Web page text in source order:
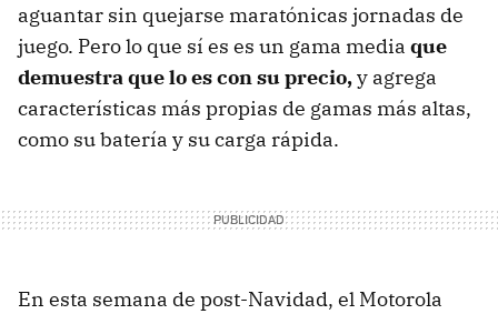
aguantar sin quejarse maratónicas jornadas de
juego. Pero lo que sí es es un gama media que
demuestra que lo es con su precio,y agrega
características más propias de gamas más altas,
como su batería y su carga rápida.
En esta semana de post-Navidad, el Motorola